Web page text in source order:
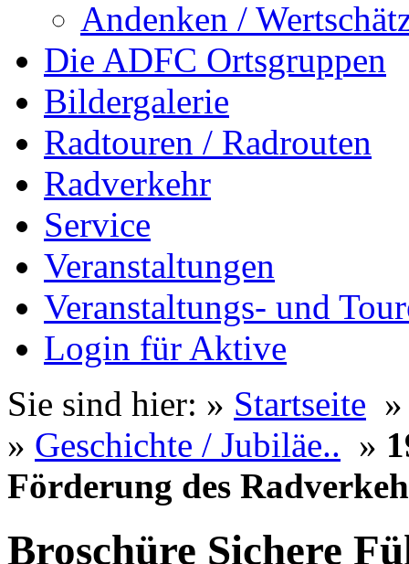
Andenken /
Die ADFC Ortsgruppen
Bildergalerie
Radtouren / Radrouten
Radverkehr
Service
Veranstaltungen
Veranstaltungs- und
Login für Aktive
Sie sind hier: » Startseite
» Geschichte / Jubiläe.. »
Förderung des
Broschüre Sichere